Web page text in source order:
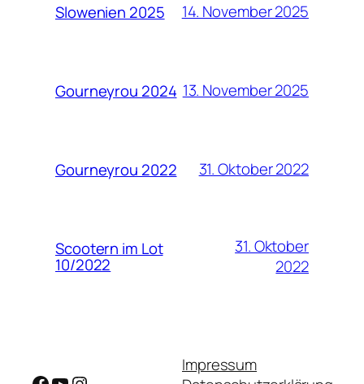
Slowenien 2025 14. November 2025
Gourneyrou 2024 13. November 2025
Gourneyrou 2022 31. Oktober 2022
Scootern im Lot
10/2022
31. Oktober
2022
Impressum